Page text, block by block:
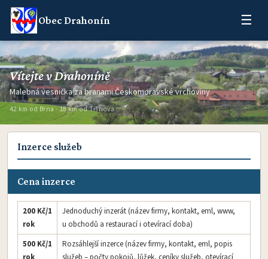
Obec Drahonín ☰
Vítejte v Drahoníně
Malebná vesnička za branami Českomoravské vrchoviny
42 km od Brna · 18 km od Tišnova
Inzerce služeb
Cena inzerce
200 Kč/1
rok
Jednoduchý inzerát (název firmy, kontakt, eml, www,
u obchodů a restaurací i otevírací doba)
500 Kč/1
Rozsáhlejší inzerce (název firmy, kontakt, eml, popis